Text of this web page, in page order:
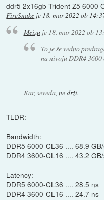
ddr5 2x16gb Trident Z5 6000
FireSnake je 18. mar 2022 ob
Meizuje 18. mar 2022 ob
To je še vedno
na nivoju DDR4 3600
Kar, seveda, ne drži.
TLDR:
Bandwidth:
DDR5 6000-CL36 .... 68.9
DDR4 3600-CL16 .... 43.2
Latency:
DDR5 6000-CL36 .... 28.5 ns
DDR4 3600-CL16 .... 24.7 ns